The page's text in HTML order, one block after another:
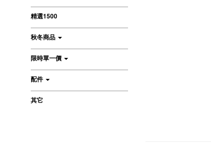
精選1500
秋冬商品
限時單一價
配件
其它